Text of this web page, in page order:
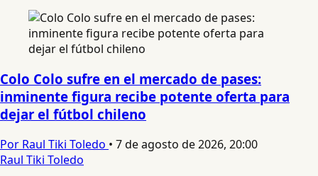
Colo Colo sufre en el mercado de pases:
inminente figura recibe potente oferta para
dejar el fútbol chileno
Por Raul Tiki Toledo • 7 de agosto de 2026, 20:00
Raul Tiki Toledo